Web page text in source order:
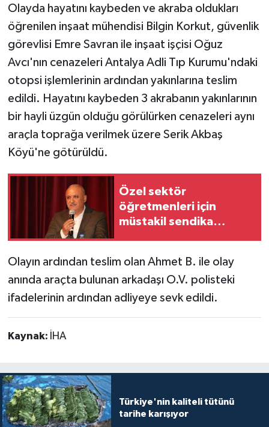
Olayda hayatını kaybeden ve akraba oldukları
öğrenilen inşaat mühendisi Bilgin Korkut, güvenlik
görevlisi Emre Savran ile inşaat işçisi Oğuz
Avcı'nın cenazeleri Antalya Adli Tıp Kurumu'ndaki
otopsi işlemlerinin ardından yakınlarına teslim
edildi. Hayatını kaybeden 3 akrabanın yakınlarının
bir hayli üzgün olduğu görülürken cenazeleri aynı
araçla toprağa verilmek üzere Serik Akbaş
Köyü'ne götürüldü.
Özel sektör
öğretmenleri için
müstakil sendika
Olayın ardından teslim olan Ahmet B. ile olay
anında araçta bulunan arkadaşı O.V. polisteki
ifadelerinin ardından adliyeye sevk edildi.
Kaynak: İHA
Türkiye'nin kaliteli tütünü
tarihe karışıyor